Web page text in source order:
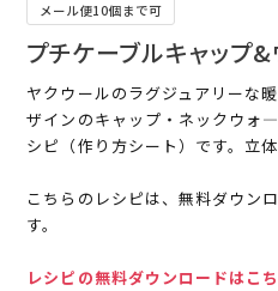
メール便10個まで可
プチケーブルキャップ&
ヤクウールのラグジュアリーな
ザインのキャップ・ネックウォ
シピ（作り方シート）です。立
こちらのレシピは、無料ダウン
す。
レシピの無料ダウンロードはこ